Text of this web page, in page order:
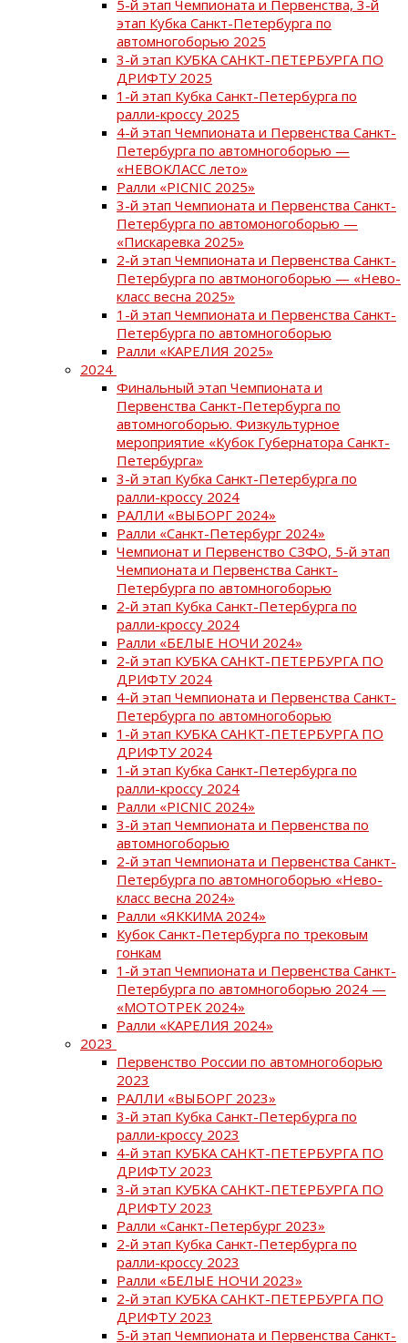
5-й этап Чемпионата и Первенства, 3-й
этап Кубка Санкт-Петербурга по
автомногоборью 2025
3-й этап КУБКА САНКТ-ПЕТЕРБУРГА ПО
ДРИФТУ 2025
1-й этап Кубка Санкт-Петербурга по
ралли-кроссу 2025
4-й этап Чемпионата и Первенства Санкт-
Петербурга по автомногоборью —
«НЕВОКЛАСС лето»
Ралли «PICNIC 2025»
3-й этап Чемпионата и Первенства Санкт-
Петербурга по автомоногоборью —
«Пискаревка 2025»
2-й этап Чемпионата и Первенства Санкт-
Петербурга по автмоногоборью — «Нево-
класс весна 2025»
1-й этап Чемпионата и Первенства Санкт-
Петербурга по автомногоборью
Ралли «КАРЕЛИЯ 2025»
2024
Финальный этап Чемпионата и
Первенства Санкт-Петербурга по
автомногоборью. Физкультурное
мероприятие «Кубок Губернатора Санкт-
Петербурга»
3-й этап Кубка Санкт-Петербурга по
ралли-кроссу 2024
РАЛЛИ «ВЫБОРГ 2024»
Ралли «Санкт-Петербург 2024»
Чемпионат и Первенство СЗФО, 5-й этап
Чемпионата и Первенства Санкт-
Петербурга по автомногоборью
2-й этап Кубка Санкт-Петербурга по
ралли-кроссу 2024
Ралли «БЕЛЫЕ НОЧИ 2024»
2-й этап КУБКА САНКТ-ПЕТЕРБУРГА ПО
ДРИФТУ 2024
4-й этап Чемпионата и Первенства Санкт-
Петербурга по автомногоборью
1-й этап КУБКА САНКТ-ПЕТЕРБУРГА ПО
ДРИФТУ 2024
1-й этап Кубка Санкт-Петербурга по
ралли-кроссу 2024
Ралли «PICNIC 2024»
3-й этап Чемпионата и Первенства по
автомногоборью
2-й этап Чемпионата и Первенства Санкт-
Петербурга по автомногоборью «Нево-
класс весна 2024»
Ралли «ЯККИМА 2024»
Кубок Санкт-Петербурга по трековым
гонкам
1-й этап Чемпионата и Первенства Санкт-
Петербурга по автомногоборью 2024 —
«МОТОТРЕК 2024»
Ралли «КАРЕЛИЯ 2024»
2023
Первенство России по автомногоборью
2023
РАЛЛИ «ВЫБОРГ 2023»
3-й этап Кубка Санкт-Петербурга по
ралли-кроссу 2023
4-й этап КУБКА САНКТ-ПЕТЕРБУРГА ПО
ДРИФТУ 2023
3-й этап КУБКА САНКТ-ПЕТЕРБУРГА ПО
ДРИФТУ 2023
Ралли «Санкт-Петербург 2023»
2-й этап Кубка Санкт-Петербурга по
ралли-кроссу 2023
Ралли «БЕЛЫЕ НОЧИ 2023»
2-й этап КУБКА САНКТ-ПЕТЕРБУРГА ПО
ДРИФТУ 2023
5-й этап Чемпионата и Первенства Санкт-